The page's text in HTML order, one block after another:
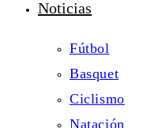
Noticias
Fútbol
Basquet
Ciclismo
Natación